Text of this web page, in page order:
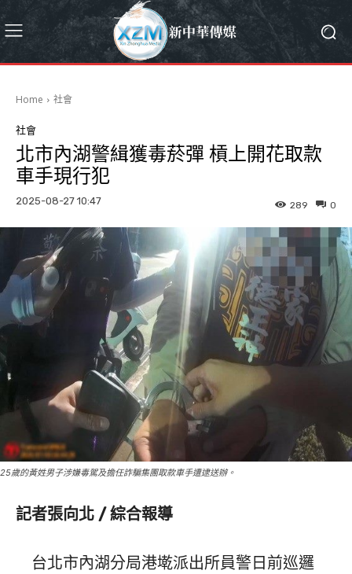
Home 社會
社會
北市內湖警緝獲毒菸彈 槓上開花取款
車手現行犯
2025-08-27 10:47 0
289
25歲的黃姓男子涉嫌毒駕及擔任詐騙集團取款車手遭逮送辦。
記者張向北 / 綜合報導
台北市內湖分局港墘派出所員警日前巡邏